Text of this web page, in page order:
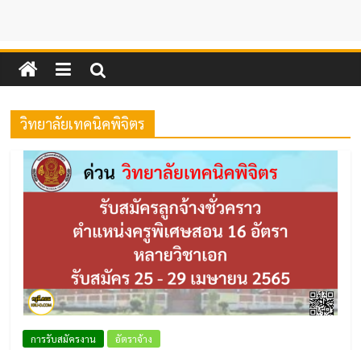
วิทยาลัยเทคนิคพิจิตร
การรับสมัครงาน อัตราจ้าง